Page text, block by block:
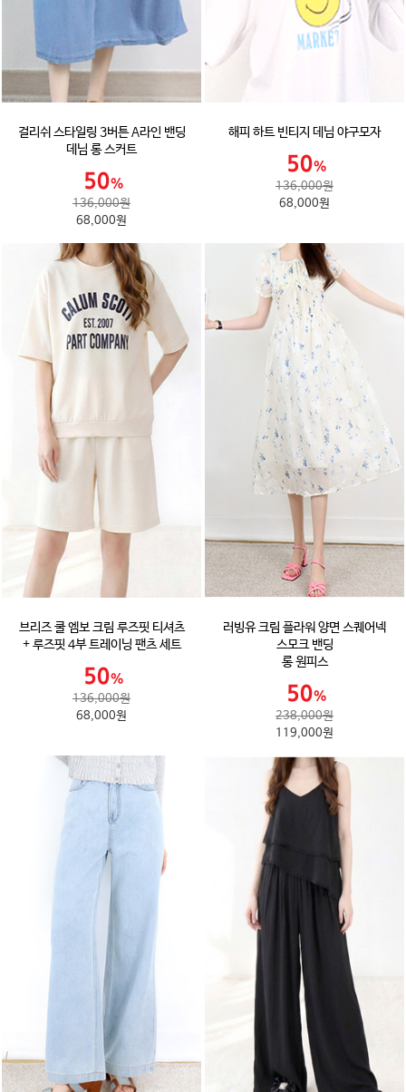
걸리쉬 스타일링 3버튼 A라인 밴딩
데님 롱 스커트
136,000원
68,000원
해피 하트 빈티지 데님 야구모자
136,000원
68,000원
브리즈 쿨 엠보 크림 루즈핏 티셔츠
+ 루즈핏 4부 트레이닝 팬츠 세트
136,000원
68,000원
러빙유 크림 플라워 양면 스퀘어넥
스모크 밴딩
롱 원피스
238,000원
119,000원